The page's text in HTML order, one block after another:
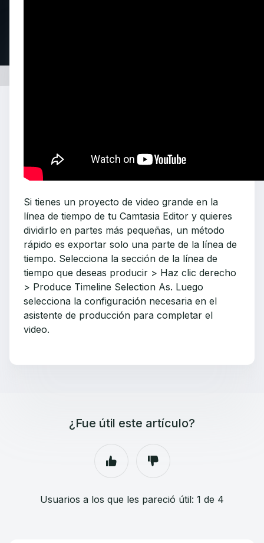
Si tienes un proyecto de video grande en la
línea de tiempo de tu Camtasia Editor y quieres
dividirlo en partes más pequeñas, un método
rápido es exportar solo una parte de la línea de
tiempo. Selecciona la sección de la línea de
tiempo que deseas producir > Haz clic derecho
> Produce Timeline Selection As. Luego
selecciona la configuración necesaria en el
asistente de producción para completar el
video.
¿Fue útil este artículo?
Usuarios a los que les pareció útil: 1 de 4